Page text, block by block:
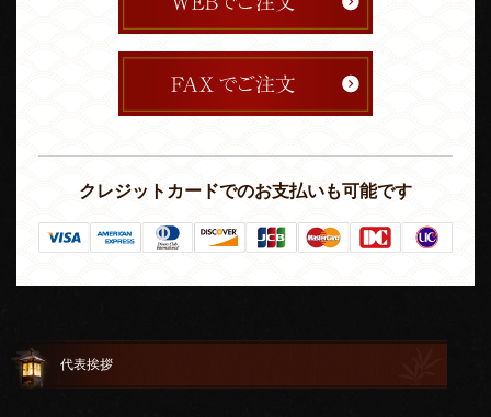
クレジットカードでのお支払いも可能です
代表挨拶